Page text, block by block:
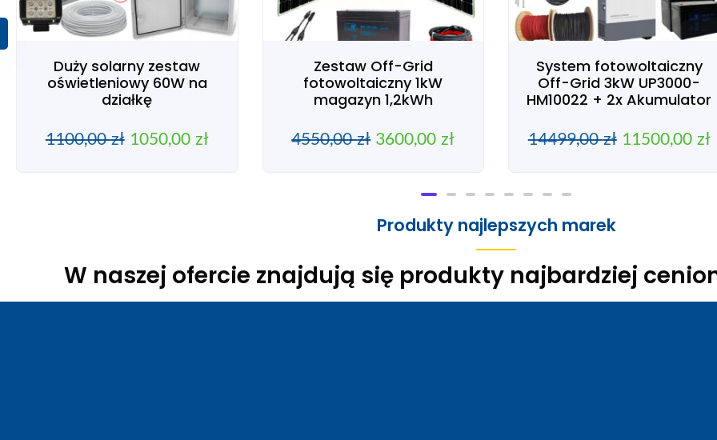
Duży solarny zestaw
oświetleniowy 60W na
działkę
1100,00zł 1050,00 zł
Zestaw Off-Grid
fotowoltaiczny 1kW
magazyn 1,2kWh
4550,00zł 3600,00 zł
System fotowoltaiczny
Off-Grid 3kW UP3000-
HM10022 + 2x Akumulator
14499,00zł 11500,00 zł
Produkty najlepszych marek
W naszej ofercie znajdują się produkty najbardziej